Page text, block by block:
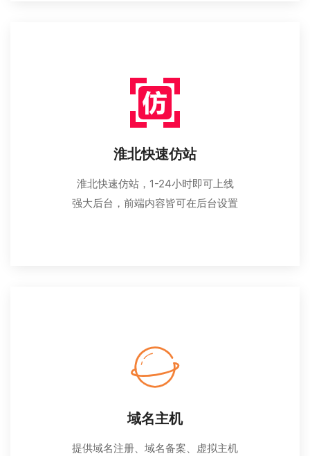
淮北快速仿站
淮北快速仿站，1-24小时即可上线
强大后台，前端内容皆可在后台设置
域名主机
提供域名注册、域名备案、虚拟主机